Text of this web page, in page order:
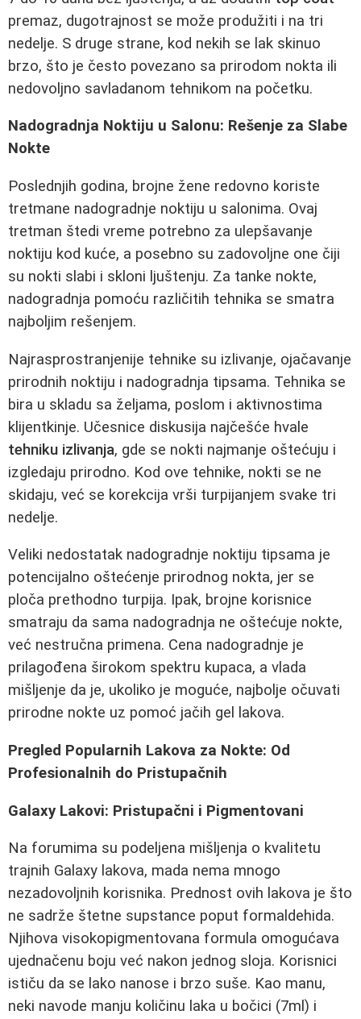
premaz, dugotrajnost se može produžiti i na tri
nedelje. S druge strane, kod nekih se lak skinuo
brzo, što je često povezano sa prirodom nokta ili
nedovoljno savladanom tehnikom na početku.
Nadogradnja Noktiju u Salonu: Rešenje za Slabe
Nokte
Poslednjih godina, brojne žene redovno koriste
tretmane nadogradnje noktiju u salonima. Ovaj
tretman štedi vreme potrebno za ulepšavanje
noktiju kod kuće, a posebno su zadovoljne one čiji
su nokti slabi i skloni ljuštenju. Za tanke nokte,
nadogradnja pomoću različitih tehnika se smatra
najboljim rešenjem.
Najrasprostranjenije tehnike su izlivanje, ojačavanje
prirodnih noktiju i nadogradnja tipsama. Tehnika se
bira u skladu sa željama, poslom i aktivnostima
klijentkinje. Učesnice diskusija najčešće hvale
tehniku izlivanja, gde se nokti najmanje oštećuju i
izgledaju prirodno. Kod ove tehnike, nokti se ne
skidaju, već se korekcija vrši turpijanjem svake tri
nedelje.
Veliki nedostatak nadogradnje noktiju tipsama je
potencijalno oštećenje prirodnog nokta, jer se
ploča prethodno turpija. Ipak, brojne korisnice
smatraju da sama nadogradnja ne oštećuje nokte,
već nestručna primena. Cena nadogradnje je
prilagođena širokom spektru kupaca, a vlada
mišljenje da je, ukoliko je moguće, najbolje očuvati
prirodne nokte uz pomoć jačih gel lakova.
Pregled Popularnih Lakova za Nokte: Od
Profesionalnih do Pristupačnih
Galaxy Lakovi: Pristupačni i Pigmentovani
Na forumima su podeljena mišljenja o kvalitetu
trajnih Galaxy lakova, mada nema mnogo
nezadovoljnih korisnika. Prednost ovih lakova je što
ne sadrže štetne supstance poput formaldehida.
Njihova visokopigmentovana formula omogućava
ujednačenu boju već nakon jednog sloja. Korisnici
ističu da se lako nanose i brzo suše. Kao manu,
neki navode manju količinu laka u bočici (7ml) i